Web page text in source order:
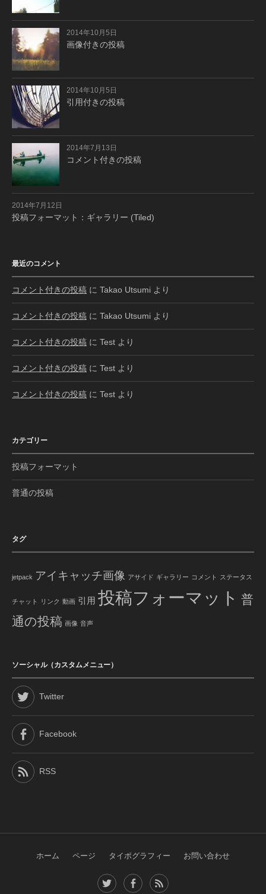
2014年10月5日
画像付きの投稿
2014年10月5日
引用付きの投稿
2014年7月13日
コメント付きの投稿
2014年7月12日
投稿フォーマット：ギャラリー (Tiled)
最近のコメント
コメント付きの投稿 に Takao Utsumi より
コメント付きの投稿 に Takao Utsumi より
コメント付きの投稿 に Test より
コメント付きの投稿 に Test より
コメント付きの投稿 に Test より
カテゴリー
投稿フォーマット
普通の投稿
タグ
jetpack アイキャッチ画像 アサイド ギャラリー コメント ステータス
チャット リンク 動画 引用 投稿フォーマット 普
通の投稿 画像 音声
ソーシャル（カスタムメニュー）
Twitter
Facebook
RSS
ホーム ページ タイポグラフィー お問い合わせ